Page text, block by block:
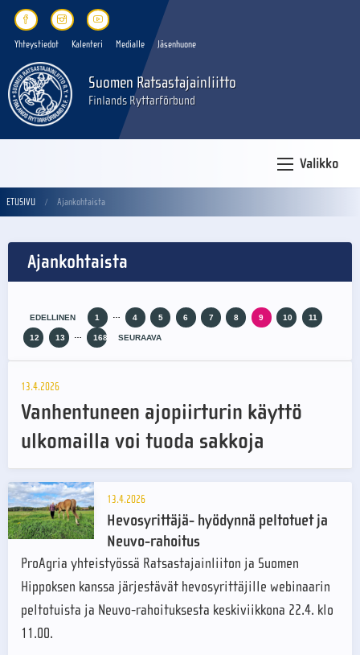
Yhteystiedot Kalenteri Medialle Jäsenhuone
Suomen Ratsastajainliitto
Finlands Ryttarförbund
Valikko
ETUSIVU Ajankohtaista
Ajankohtaista
EDELLINEN 1 4 5 6 7 8 9 10 11
12 13 168 SEURAAVA
13.4.2026
Vanhentuneen ajopiirturin käyttö
ulkomailla voi tuoda sakkoja
13.4.2026
Hevosyrittäjä- hyödynnä peltotuet ja
Neuvo-rahoitus
ProAgria yhteistyössä Ratsastajainliiton ja Suomen
Hippoksen kanssa järjestävät hevosyrittäjille webinaarin
peltotuista ja Neuvo-rahoituksesta keskiviikkona 22.4. klo
11.00.